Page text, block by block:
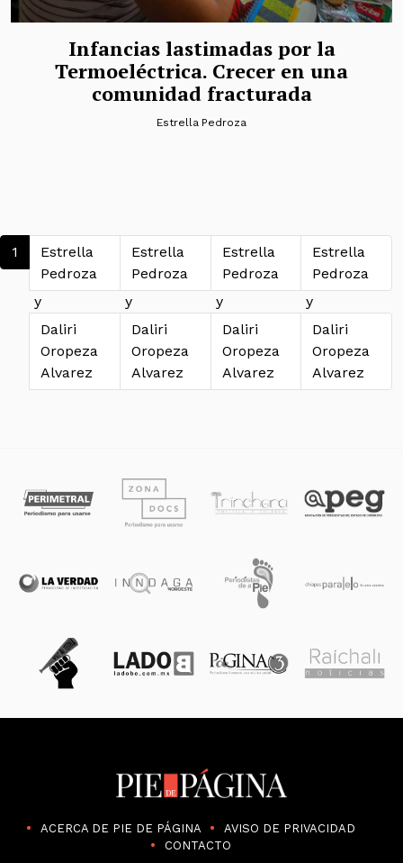
Infancias lastimadas por la
Termoeléctrica. Crecer en una
comunidad fracturada
Estrella Pedroza
Navegación de entradas
1
Estrella
Pedroza
y
Daliri
Oropeza
Alvarez
Estrella
Pedroza
y
Daliri
Oropeza
Alvarez
Estrella
Pedroza
y
Daliri
Oropeza
Alvarez
Estrella
Pedroza
y
Daliri
Oropeza
Alvarez
ACERCA DE PIE DE PÁGINA
AVISO DE PRIVACIDAD
CONTACTO